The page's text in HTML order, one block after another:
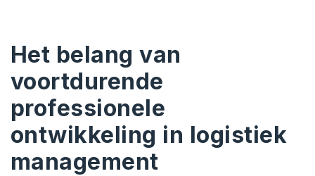
Het belang van
voortdurende
professionele
ontwikkeling in logistiek
management